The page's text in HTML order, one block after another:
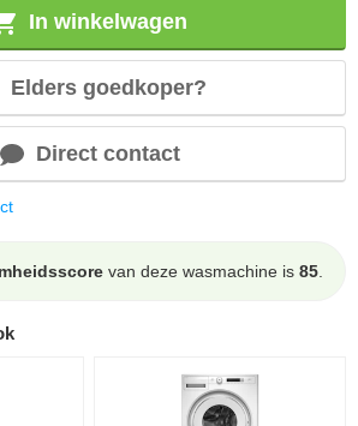
In winkelwagen
Elders goedkoper?
Direct contact
van deze wasmachine is 85.